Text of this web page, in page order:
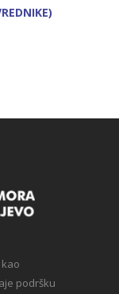
podršku